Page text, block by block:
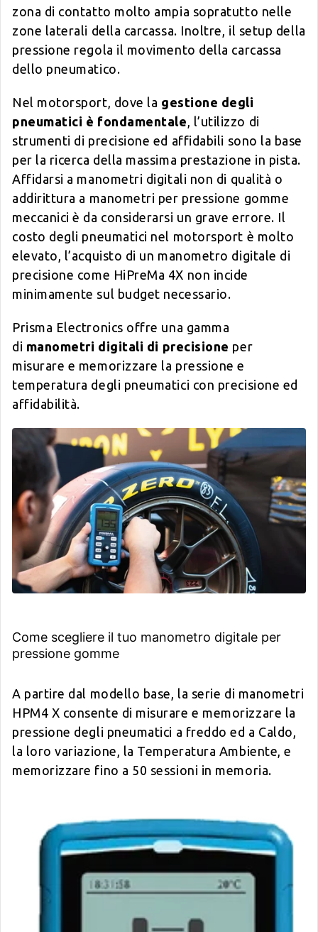
zona di contatto molto ampia sopratutto nelle
zone laterali della carcassa. Inoltre, il setup della
pressione regola il movimento della carcassa
dello pneumatico.
Nel motorsport, dove la gestione degli
pneumatici è fondamentale, l’utilizzo di
strumenti di precisione ed affidabili sono la base
per la ricerca della massima prestazione in pista.
Affidarsi a manometri digitali non di qualità o
addirittura a manometri per pressione gomme
meccanici è da considerarsi un grave errore. Il
costo degli pneumatici nel motorsport è molto
elevato, l’acquisto di un manometro digitale di
precisione come HiPreMa 4X non incide
minimamente sul budget necessario.
Prisma Electronics offre una gamma
di manometri digitali di precisione per
misurare e memorizzare la pressione e
temperatura degli pneumatici con precisione ed
affidabilità.
Come scegliere il tuo manometro digitale per
pressione gomme
A partire dal modello base, la serie di manometri
HPM4 X consente di misurare e memorizzare la
pressione degli pneumatici a freddo ed a Caldo,
la loro variazione, la Temperatura Ambiente, e
memorizzare fino a 50 sessioni in memoria.